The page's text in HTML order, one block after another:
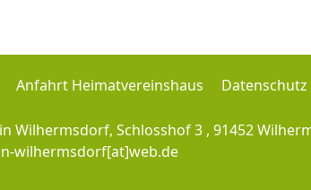
Anfahrt Heimatvereinshaus Datenschutz
Wilhermsdorf, Schlosshof 3 , 91452
wilhermsdorf[at]web.de